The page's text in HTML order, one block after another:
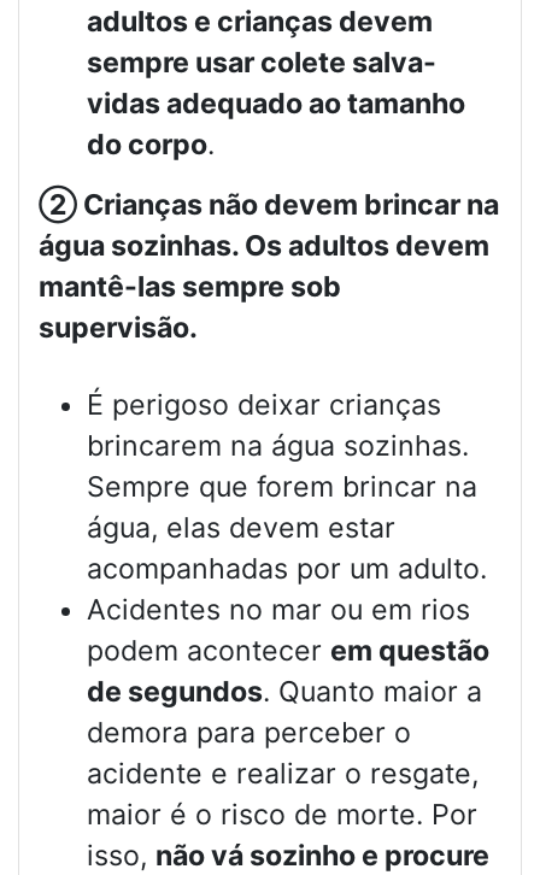
adultos e crianças devem
sempre usar colete salva-
vidas adequado ao tamanho
do corpo.
② Crianças não devem brincar na
água sozinhas. Os adultos devem
mantê-las sempre sob
supervisão.
É perigoso deixar crianças
brincarem na água sozinhas.
Sempre que forem brincar na
água, elas devem estar
acompanhadas por um adulto.
Acidentes no mar ou em rios
podem acontecer em questão
de segundos. Quanto maior a
demora para perceber o
acidente e realizar o resgate,
maior é o risco de morte. Por
isso, não vá sozinho e procure